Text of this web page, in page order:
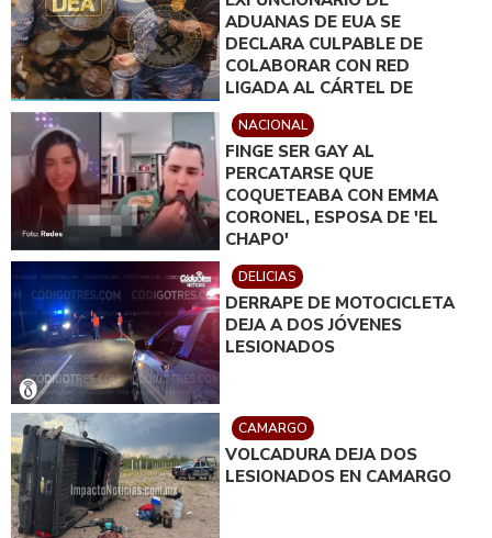
ADUANAS DE EUA SE
DECLARA CULPABLE DE
COLABORAR CON RED
LIGADA AL CÁRTEL DE
SINALOA
NACIONAL
FINGE SER GAY AL
PERCATARSE QUE
COQUETEABA CON EMMA
CORONEL, ESPOSA DE 'EL
CHAPO'
DELICIAS
DERRAPE DE MOTOCICLETA
DEJA A DOS JÓVENES
LESIONADOS
CAMARGO
VOLCADURA DEJA DOS
LESIONADOS EN CAMARGO